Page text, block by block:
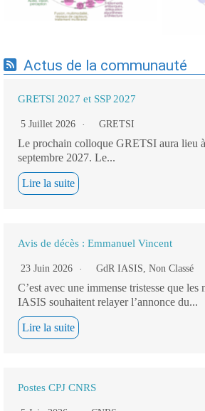
Actus de la communauté
GRETSI 2027 et SSP 2027
5 Juillet 2026 GRETSI
Le prochain colloque GRETSI aura lieu
septembre 2027. Le...
Lire la suite
Avis de décès : Emmanuel Vincent
23 Juin 2026 GdR IASIS, Non Classé
C’est avec une immense tristesse que les
IASIS souhaitent relayer l’annonce du...
Lire la suite
Postes CPJ CNRS